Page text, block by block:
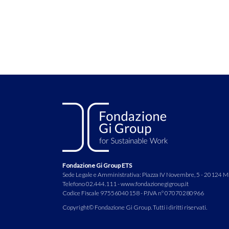
Fondazione Gi Group ETS
Sede Legale e Amministrativa: Piazza IV Novembre, 5 - 20124
Telefono 02.444.111 - www.fondazionegigroup.it
Codice Fiscale 97556040158 - P.IVA n° 07070280966
Copyright© Fondazione Gi Group. Tutti i diritti riservati.